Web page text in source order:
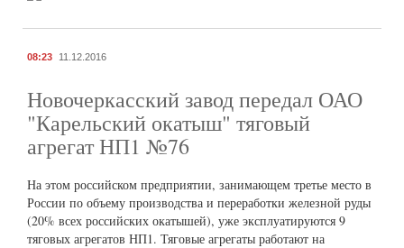
08:23 11.12.2016
Новочеркасский завод передал ОАО
"Карельский окатыш" тяговый
агрегат НП1 №76
На этом российском предприятии, занимающем третье место в
России по объему производства и переработки железной руды
(20% всех российских окатышей), уже эксплуатируются 9
тяговых агрегатов НП1. Тяговые агрегаты работают на